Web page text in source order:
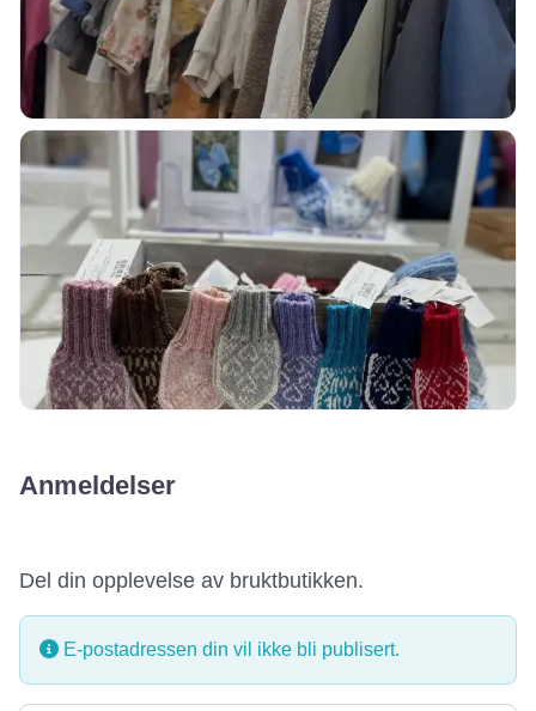
Anmeldelser
Del din opplevelse av bruktbutikken.
E-postadressen din vil ikke bli publisert.